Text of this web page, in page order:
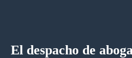
El despacho de